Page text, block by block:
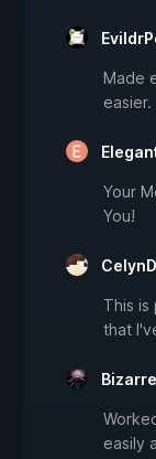
Made
easier.
Your
You!
This
that
easily